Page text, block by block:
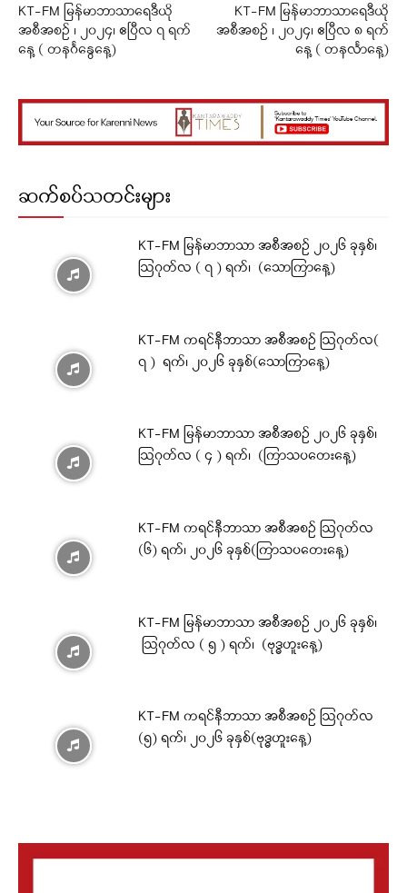
KT-FM မြန်မာဘာသာရေဒီယို
အစီအစဉ် ၊ ၂၀၂၄၊ ဧပြီလ ၇ ရက်
နေ့ ( ‌‌‌တနင်္ဂနွေနေ့)
KT-FM မြန်မာဘာသာရေဒီယို
အစီအစဉ် ၊ ၂၀၂၄၊ ဧပြီလ ၈ ရက်
နေ့ ( ‌‌‌တနင်္လာနေ့)
ဆက်စပ်သတင်းများ
KT-FM မြန်မာဘာသာ အစီအစဉ် ၂၀၂၆ ခုနှစ်၊
ဩဂုတ်လ ( ၇ ) ရက်၊ (သောကြာနေ့)
KT-FM ကရင်နီဘာသာ အစီအစဉ် ဩဂုတ်လ(
၇ ) ရက်၊ ၂၀၂၆ ခုနှစ်(သောကြာနေ့)
KT-FM မြန်မာဘာသာ အစီအစဉ် ၂၀၂၆ ခုနှစ်၊
ဩဂုတ်လ ( ၄ ) ရက်၊ (ကြာသပတေးနေ့)
KT-FM ကရင်နီဘာသာ အစီအစဉ် ဩဂုတ်လ
(၆) ရက်၊ ၂၀၂၆ ခုနှစ်(ကြာသပတေးနေ့)
KT-FM မြန်မာဘာသာ အစီအစဉ် ၂၀၂၆ ခုနှစ်၊
ဩဂုတ်လ ( ၅ ) ရက်၊ (ဗုဒ္ဓဟူးနေ့)
KT-FM ကရင်နီဘာသာ အစီအစဉ် ဩဂုတ်လ
(၅) ရက်၊ ၂၀၂၆ ခုနှစ်(ဗုဒ္ဓဟူးနေ့)